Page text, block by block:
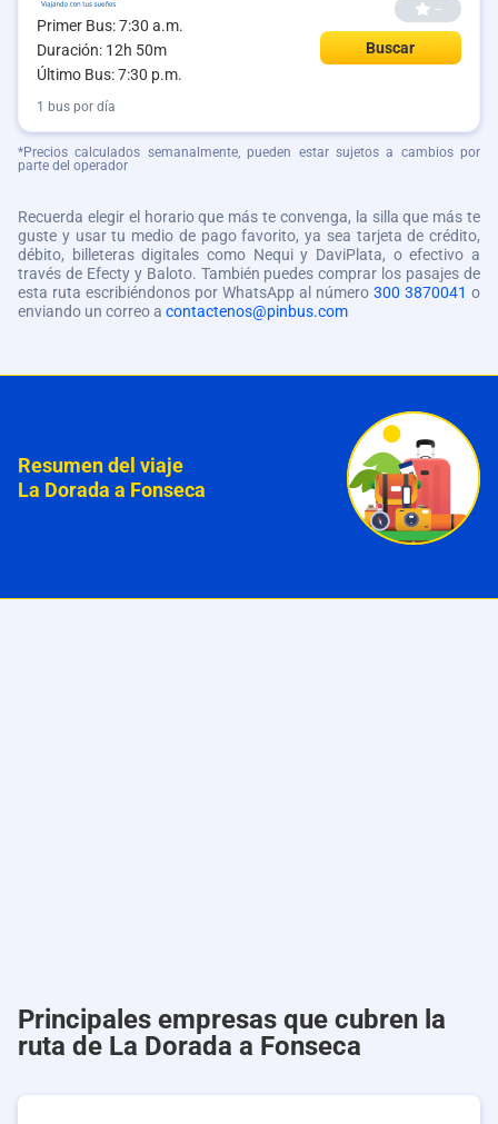
Primer Bus: 7:30 a.m.
Duración: 12h 50m
Último Bus: 7:30 p.m.
--
Buscar
1 bus por día
*Precios calculados semanalmente, pueden estar sujetos a cambios por
parte del operador
Recuerda elegir el horario que más te convenga, la silla que más te
guste y usar tu medio de pago favorito, ya sea tarjeta de crédito,
débito, billeteras digitales como Nequi y DaviPlata, o efectivo a
través de Efecty y Baloto. También puedes comprar los pasajes de
esta ruta escribiéndonos por WhatsApp al número 300 3870041 o
enviando un correo a contactenos@pinbus.com
Resumen del viaje
La Dorada a Fonseca
Principales empresas que cubren la
ruta de La Dorada a Fonseca